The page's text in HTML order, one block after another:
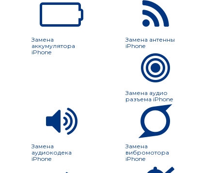
Замена
аккумулятора
iPhone
Замена антенны
iPhone
Замена аудио
разъема iPhone
Замена
аудиокодека
iPhone
Замена
вибромотора
iPhone